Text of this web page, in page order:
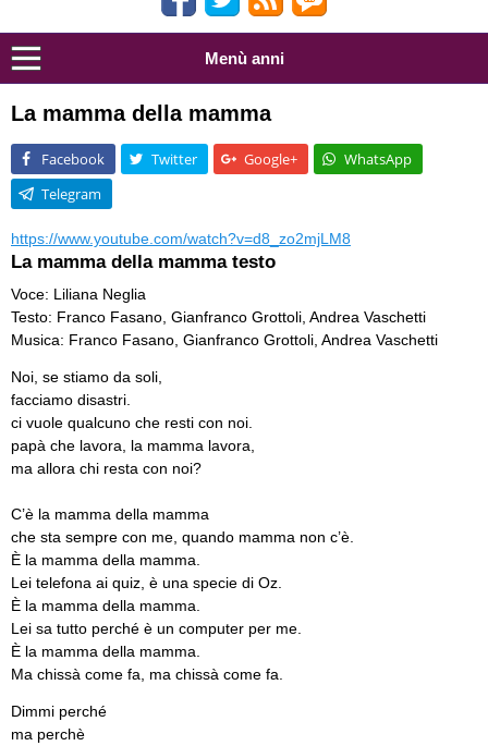
Menù anni
La mamma della mamma
Facebook Twitter Google+
WhatsApp
Telegram
https://www.youtube.com/watch?v=d8_zo2mjLM8
La mamma della mamma testo
Voce: Liliana Neglia
Testo: Franco Fasano, Gianfranco Grottoli, Andrea Vaschetti
Musica: Franco Fasano, Gianfranco Grottoli, Andrea Vaschetti
Noi, se stiamo da soli,
facciamo disastri.
ci vuole qualcuno che resti con noi.
papà che lavora, la mamma lavora,
ma allora chi resta con noi?
C’è la mamma della mamma
che sta sempre con me, quando mamma non c’è.
È la mamma della mamma.
Lei telefona ai quiz, è una specie di Oz.
È la mamma della mamma.
Lei sa tutto perché è un computer per me.
È la mamma della mamma.
Ma chissà come fa, ma chissà come fa.
Dimmi perché
ma perchè